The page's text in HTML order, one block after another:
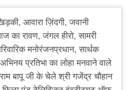
आवारा ज़िंदगी, जवानी
का रावण, जंगल हीरो, सामरी
मनोरंजनप्रधान, सार्थक
प्रतिभा का लोहा मनवाने वाले
बापू जी के चेले श्री गजेंद्र चौहान